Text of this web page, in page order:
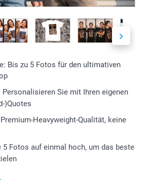
Bis zu 5 Fotos für den ultimativen
Sie mit Ihren eigenen
)Quotes
Heavyweight-Qualität, keine
5 Fotos auf einmal hoch, um das beste